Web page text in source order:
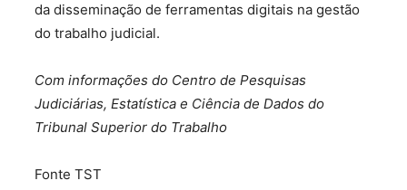
da disseminação de ferramentas digitais na gestão
do trabalho judicial.
Com informações do Centro de Pesquisas
Judiciárias, Estatística e Ciência de Dados do
Tribunal Superior do Trabalho
Fonte TST